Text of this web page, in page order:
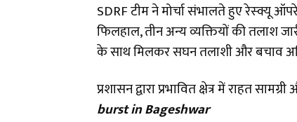
SDRF टीम ने मोर्चा संभालते हुए रेस्क्यू
फिलहाल, तीन अन्य व्यक्तियों की तलाश
के साथ मिलकर सघन तलाशी और बचाव
​प्रशासन द्वारा प्रभावित क्षेत्र में राहत
burst in Bageshwar